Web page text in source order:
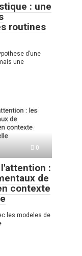
: une
routines
d’une
une
0
:
de
contexte
les modeles de